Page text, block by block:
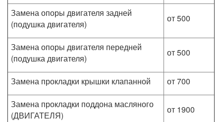
Замена опоры двигателя задней
(подушка двигателя)
от 500
Замена опоры двигателя передней
(подушка двигателя)
от 500
Замена прокладки крышки клапанной
от 700
Замена прокладки поддона масляного
(ДВИГАТЕЛЯ)
от 1900